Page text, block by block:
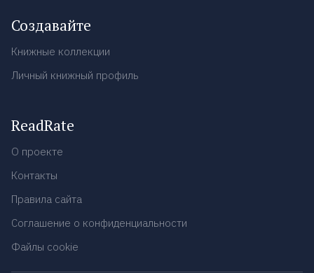
Создавайте
Книжные коллекции
Личный книжный профиль
ReadRate
О проекте
Контакты
Правила сайта
Соглашение о конфиденциальности
Файлы cookie